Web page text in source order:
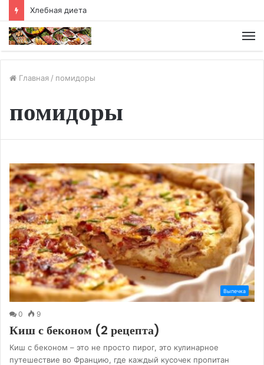
Главная / помидоры
помидоры
Выпечка
0 9
Киш с беконом (2 рецепта)
Киш с беконом – это не просто пирог, это кулинарное
путешествие во Францию, где каждый кусочек пропитан